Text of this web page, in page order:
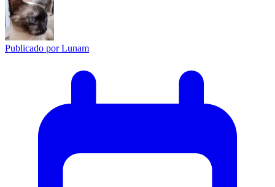
Publicado porLunam